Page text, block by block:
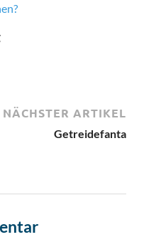
NÄCHSTER ARTIKEL
Getreidefanta